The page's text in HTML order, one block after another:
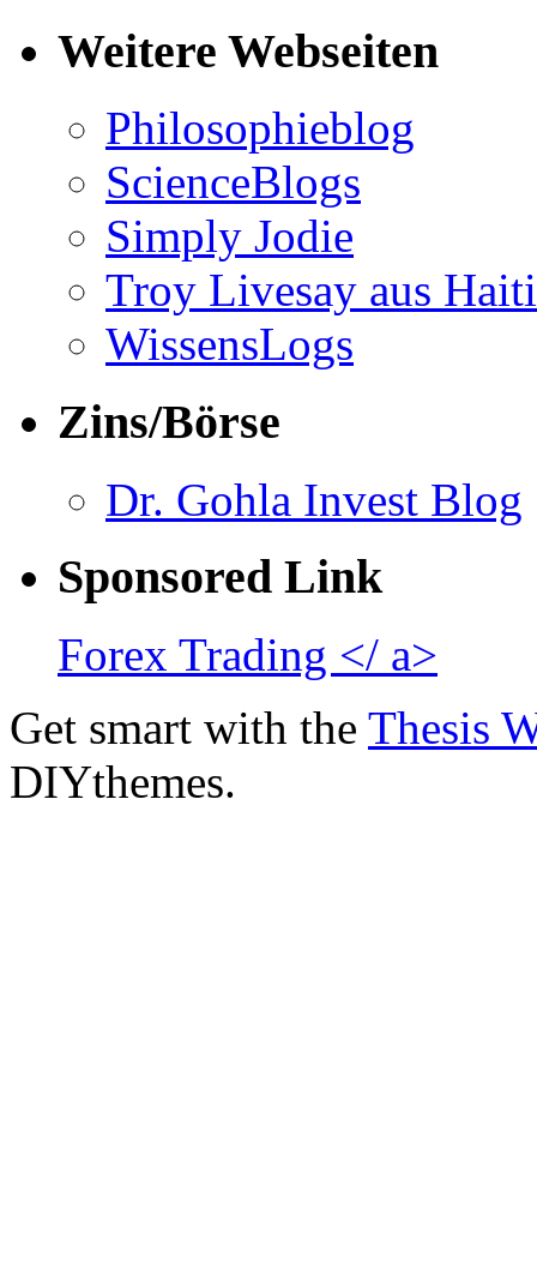
Weitere Webseiten
Philosophieblog
ScienceBlogs
Simply Jodie
Troy Livesay aus Haiti
WissensLogs
Zins/Börse
Dr. Gohla Invest Blog
Sponsored Link
Forex Trading </ a>
Get smart with the Thesis
DIYthemes.